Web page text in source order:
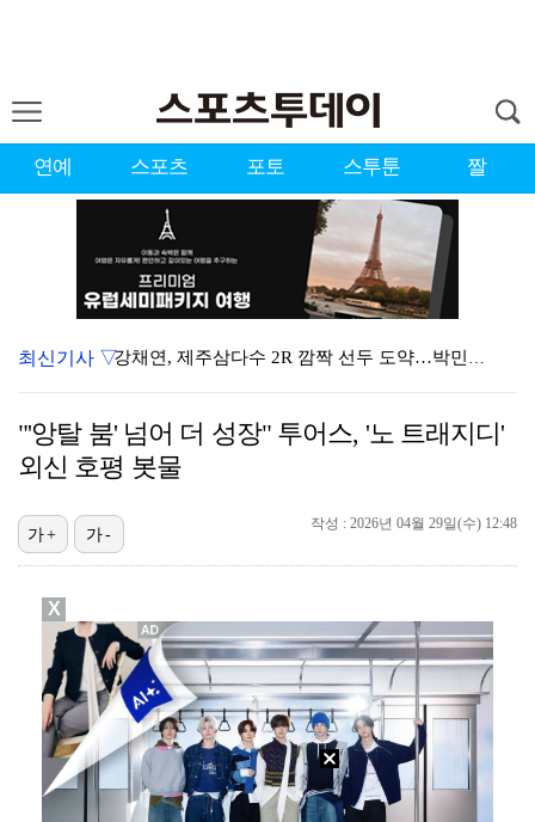
연예 스포츠 포토 스투툰 짤
강채연, 제주삼다수 2R 깜짝 선두 도약…박민지 공동 …
폭발까지 5분…안보현·정은채, 목숨 건 사투 시작(재벌…
태국에서 새 도전 시작하는 박항서 감독 "원팀 만들어 …
대놓고 '심판 마사지'로 결재 받기도…최종 결재권자는 …
외신까지 퍼지고 있는 축구협회 성접대 논란…2002 한…
보스턴, 'KBO MVP' 페디 무너뜨리며 연장 13회…
'1라운드 115위' 김민별, 2라운드 7타 줄이며 7…
최신기사 ▽
"'앙탈 붐' 넘어 더 성장" 투어스, '노 트래지디'
외신 호평 봇물
작성 : 2026년 04월 29일(수) 12:48
가+ 가-
X